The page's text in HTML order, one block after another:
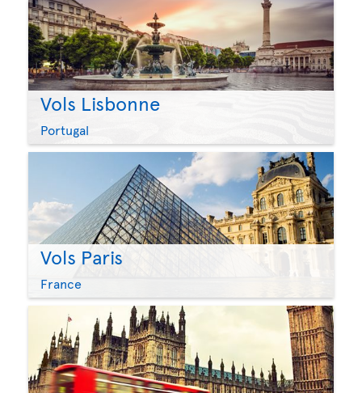
Vols Lisbonne
Portugal
Vols Paris
France